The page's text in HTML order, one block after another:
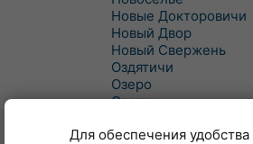
Новые Докторовичи
Новый Двор
Новый Свержень
Оздятичи
Озеро
Озерцо
Октябрь
Для обеспечения удобства